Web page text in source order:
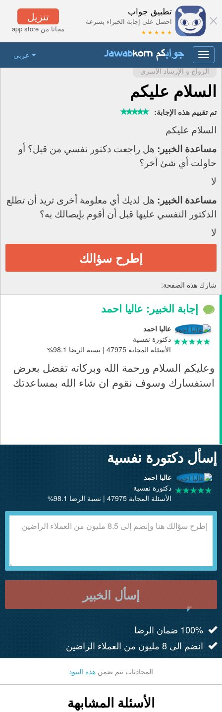
تنزيل
مجانا من app store
تطبيق جواب
احصل على إجابة الخبراء بسرعة
★ ★ ★ ★ ★
عربي
Toggle
navigation
الزواج و الإرشاد الأسري
السلام عليكم
تم تقييم هذه الإجابة:
السلام عليكم
مساعدة الخبير: هل راجعت دكتور نفسي من قبل؟ أو
حاولت أي شئ آخر؟
لا
مساعدة الخبير: هل لديك أي معلومة أخرى تريد أن تطلع
الدكتور النفسي عليها قبل أن أقوم بإيصالك به؟
لا
إطرح سؤالك
شارك هذه الصفحة:
إجابة الخبير: عاليا احمد
عاليا احمد
دكتورة نفسية
الأسئلة المجابة 47975 | نسبة الرضا 98.1%
وعليكم السلام ورحمة الله وبركاته تفضل بعرض
استفسارك وسوف نقوم ان شاء الله بمساعدتك
إسأل دكتورة نفسية
عاليا احمد
دكتورة نفسية
الأسئلة المجابة 47975 | نسبة الرضا 98.1%
إسأل الخبير
100% ضمان الرضا
انضم الى 8 مليون من العملاء الراضين
المحادثات تتم ضمن هذه البنود
الأسئلة المشابهة